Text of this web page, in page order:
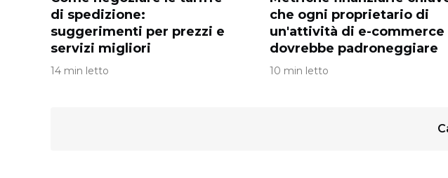
di spedizione:
suggerimenti per prezzi e
servizi migliori
14 min letto
che ogni proprietario di
un'attività di e-commerce
dovrebbe padroneggiare
10 min letto